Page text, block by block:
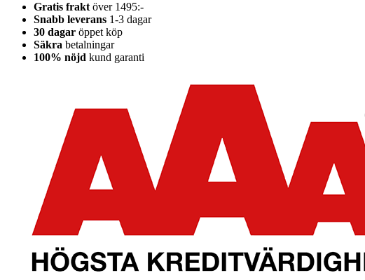
Gratis frakt över 1495:-
Snabb leverans 1-3 dagar
30 dagar öppet köp
Säkra betalningar
100% nöjd kund garanti